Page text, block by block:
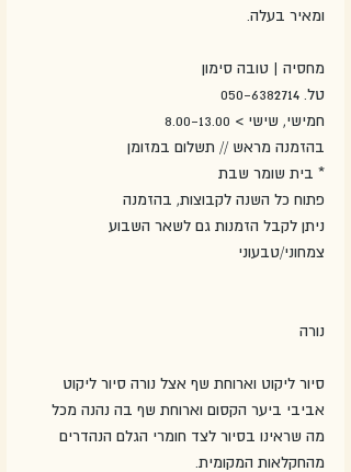
ומאיר בעלה.
מחסיה | טובה סימון
טל. 050-6382714
חמישי, שישי > 8.00-13.00
בהזמנה מראש // תשלום במזומן
* בית שומר שבת
פתוח כל השנה לקבוצות, בהזמנה
ניתן לקבל הזמנות גם לשאר השבוע
צמחוני/טבעוני
נורה
סיור ליקוט וארוחת שף אצל נורה סיור ליקוט
אביבי ביער הקסום וארוחת שף בה נהנה מכל
מה שראינו בסיור לצד חומרי הגלם הנהדרים
מהחקלאות המקומית.